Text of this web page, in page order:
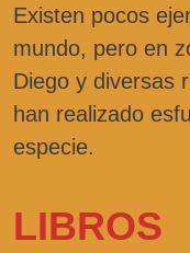
Existen pocos
mundo, pero en
Diego y diversas
han realizado
especie.
LIBROS